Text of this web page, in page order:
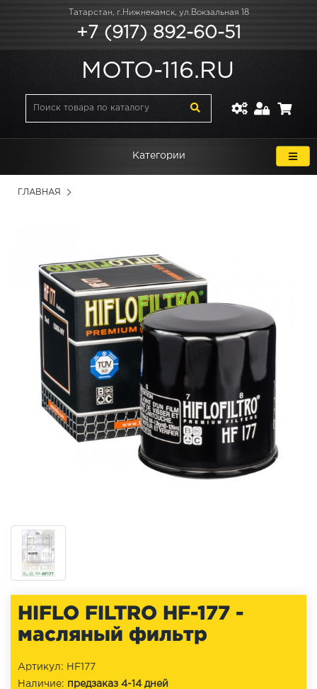
Татарстан, г.Нижнекамск, ул.Вокзальная 18
+7 (917) 892-60-51
MOTO-116.RU
Категории
ГЛАВНАЯ
HIFLO FILTRO HF-177 -
масляный фильтр
Артикул: HF177
Наличие: предзаказ 4-14 дней